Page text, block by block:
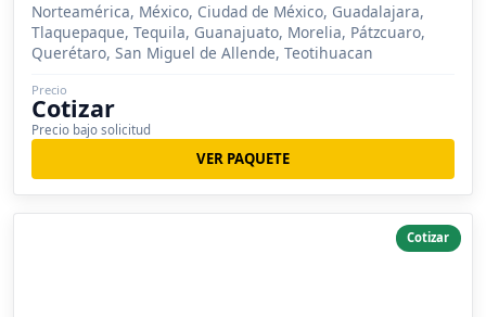
Norteamérica, México, Ciudad de México, Guadalajara,
Tlaquepaque, Tequila, Guanajuato, Morelia, Pátzcuaro,
Querétaro, San Miguel de Allende, Teotihuacan
Precio
Cotizar
Precio bajo solicitud
VER PAQUETE
Cotizar